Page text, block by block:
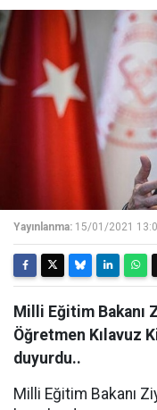
Yayınlanma: 15/01/2021
Milli Eğitim Bakanı
Öğretmen Kılavuz
duyurdu..
Milli Eğitim Bakanı